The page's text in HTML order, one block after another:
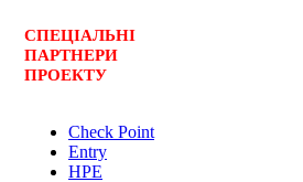
СПЕЦІАЛЬНІ
ПАРТНЕРИ
ПРОЕКТУ
Check Point
Entry
HPE